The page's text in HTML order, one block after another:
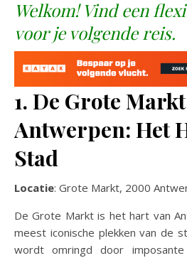
Welkom! Vind een
voor je volgende reis.
1. De Grote
Antwerpen: Het
Stad
Locatie: Grote Markt, 2000
De Grote Markt is het hart van
meest iconische plekken van de
wordt omringd door